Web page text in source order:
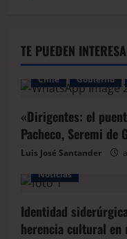
TE PUEDEN
Chile Gobierno
«Dirigentes: el
Pacheco, Seremi de
Luis José Santander
Noticias
Identidad
herencia cultural en